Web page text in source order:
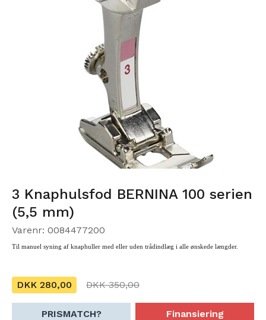
3 Knaphulsfod BERNINA 100 serien
(5,5 mm)
Varenr: 0084477200
Til manuel syning af knaphuller med eller uden trådindlæg i alle ønskede længder.
DKK 280,00 DKK 350,00
PRISMATCH? Finansiering